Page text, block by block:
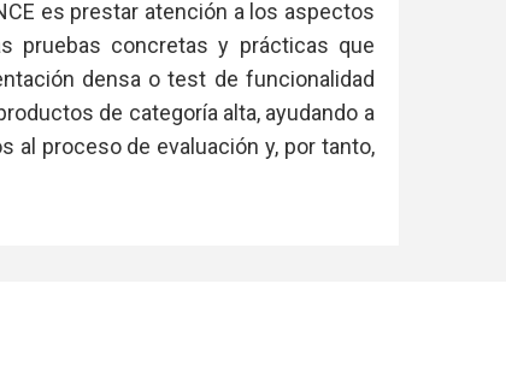
es prestar atención a los aspectos
pruebas concretas y prácticas que
densa o test de funcionalidad
de categoría alta, ayudando a
al proceso de evaluación y, por tanto,